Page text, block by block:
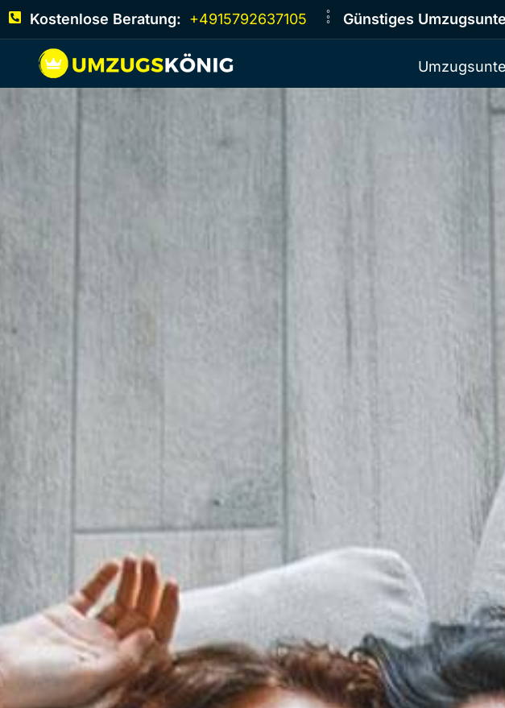
Kostenlose Beratung: +4915792637105 Günstiges